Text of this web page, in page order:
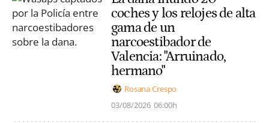
coches y los relojes de alta
gama de un
narcoestibador de
Valencia: "Arruinado,
hermano"
Rosana Crespo
03/08/2026 06:00h